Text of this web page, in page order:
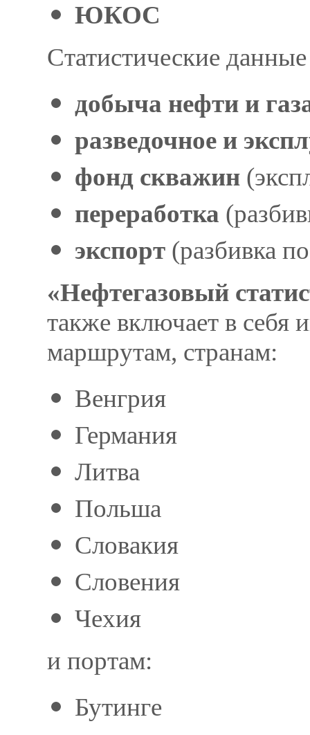
ЮКОС
Статистические
добыча нефти и
разведочное и
фонд скважин
переработка
экспорт (разбивка
«Нефтегазовый
также включает в
маршрутам, странам:
Венгрия
Германия
Литва
Польша
Словакия
Словения
Чехия
и портам:
Бутинге